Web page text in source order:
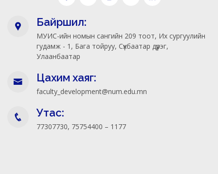
Байршил:
МУИС-ийн номын сангийн 209 тоот, Их сургуулийн
гудамж - 1, Бага тойруу, Сүхбаатар дүүрэг,
Улаанбаатар
Цахим хаяг:
faculty_development@num.edu.mn
Утас:
77307730, 75754400 – 1177